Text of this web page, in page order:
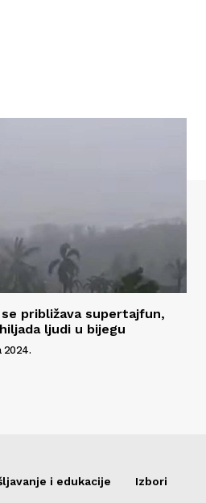
se približava supertajfun,
ljudi u bijegu
2024.
i edukacije Izbori